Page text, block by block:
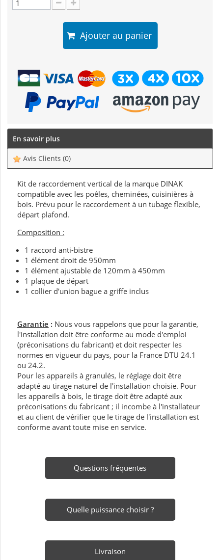
Ajouter au panier
En savoir plus
Avis Clients (0)
Kit de raccordement vertical de la marque DINAK
compatible avec les poêles, cheminées, cuisinières à
bois. Prévu pour le raccordement à un tubage flexible,
départ plafond.
Composition :
1 raccord anti-bistre
1 élément droit de 950mm
1 élément ajustable de 120mm à 450mm
1 plaque de départ
1 collier d'union bague a griffe inclus
Garantie : Nous vous rappelons que pour la garantie,
l'installation doit être conforme au mode d'emploi
(préconisations du fabricant) et doit respecter les
normes en vigueur du pays, pour la France DTU 24.1
ou 24.2.
Pour les appareils à granulés, le réglage doit être
adapté au tirage naturel de l'installation choisie. Pour
les appareils à bois, le tirage doit être adapté aux
préconisations du fabricant ; il incombe à l'installateur
et au client de vérifier que le tirage de l'installation est
conforme avant toute mise en service.
Questions fréquentes
Quelle puissance choisir ?
Livraison